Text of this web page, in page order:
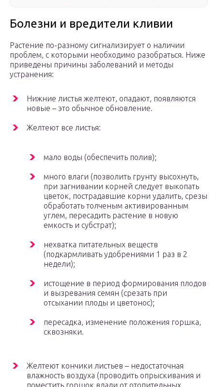
Болезни и вредители кливии
Растение по-разному сигнализирует о наличии
проблем, с которыми необходимо разобраться. Ниже
приведены причины заболеваний и методы
устранения:
Нижние листья желтеют, опадают, появляются
новые – это обычное обновление.
Желтеют все листья:
мало воды (обеспечить полив);
много влаги (позволить грунту высохнуть,
при загнивании корней следует выкопать
цветок, пострадавшие корни удалить, срезы
обработать толченым активированным
углем, пересадить растение в новую
емкость и субстрат);
нехватка питательных веществ
(подкармливать удобрениями 1 раз в 2
недели);
истощение в период формирования плодов
и вызревания семян (срезать при
отсыхании плоды и цветонос);
пересадка, изменение положения горшка,
сквозняки.
Желтеют кончики листьев – недостаточная
влажность воздуха (проводить опрыскивания и
поместить горшок вдали от отопительных